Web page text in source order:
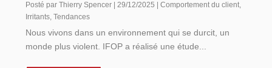
Posté parThierry Spencer |29/12/2025 |Comportement du client,
Irritants,Tendances
Nous vivons dans un environnement qui se durcit, un
monde plus violent. IFOP a réalisé une étude...